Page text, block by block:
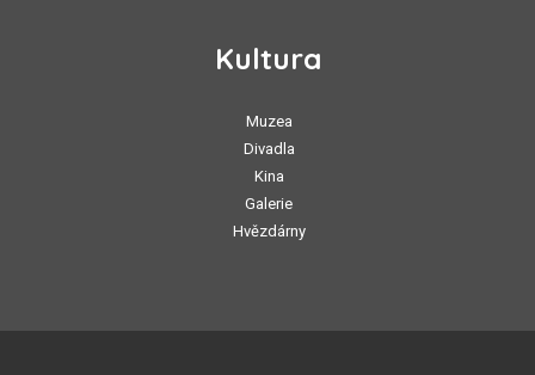
Kultura
Muzea
Divadla
Kina
Galerie
Hvězdárny